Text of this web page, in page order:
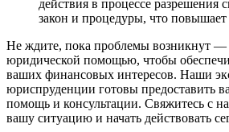
действия в процессе разрешения
закон и процедуры, что
Не ждите, пока проблемы возникнут —
юридической помощью, чтобы
ваших финансовых интересов. Наши
юриспруденции готовы предоставить
помощь и консультации. Свяжитесь с
вашу ситуацию и начать действовать